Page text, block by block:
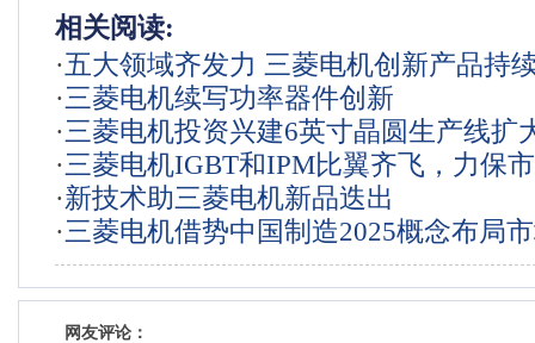
相关阅读:
·五大领域齐发力 三菱电机创新产品持
场新高地
·三菱电机续写功率器件创新
·三菱电机投资兴建6英寸晶圆生产线扩
功率器件产量
·三菱电机IGBT和IPM比翼齐飞，力保
位
·新技术助三菱电机新品迭出
·三菱电机借势中国制造2025概念布局
网友评论：